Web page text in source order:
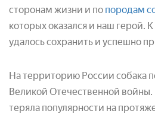
сторонам жизни и по породам
которых оказался и наш герой.
удалось сохранить и успешно
На территорию России собака
Великой Отечественной
теряла популярности на